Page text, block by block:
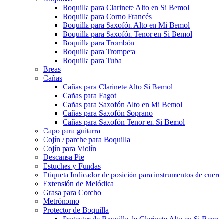
Boquilla para Clarinete Alto en Si Bemol
Boquilla para Corno Francés
Boquilla para Saxofón Alto en Mi Bemol
Boquilla para Saxofón Tenor en Si Bemol
Boquilla para Trombón
Boquilla para Trompeta
Boquilla para Tuba
Breas
Cañas
Cañas para Clarinete Alto Si Bemol
Cañas para Fagot
Cañas para Saxofón Alto en Mi Bemol
Cañas para Saxofón Soprano
Cañas para Saxofón Tenor en Si Bemol
Capo para guitarra
Cojín / parche para Boquilla
Cojín para Violín
Descansa Pie
Estuches y Fundas
Etiqueta Indicador de posición para instrumentos de
Extensión de Melódica
Grasa para Corcho
Metrónomo
Protector de Boquilla